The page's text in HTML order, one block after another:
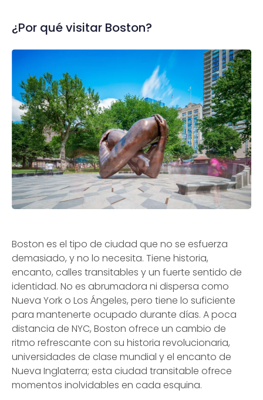
¿Por qué visitar Boston?
Boston es el tipo de ciudad que no se esfuerza
demasiado, y no lo necesita. Tiene historia,
encanto, calles transitables y un fuerte sentido de
identidad. No es abrumadora ni dispersa como
Nueva York o Los Ángeles, pero tiene lo suficiente
para mantenerte ocupado durante días. A poca
distancia de NYC, Boston ofrece un cambio de
ritmo refrescante con su historia revolucionaria,
universidades de clase mundial y el encanto de
Nueva Inglaterra; esta ciudad transitable ofrece
momentos inolvidables en cada esquina.